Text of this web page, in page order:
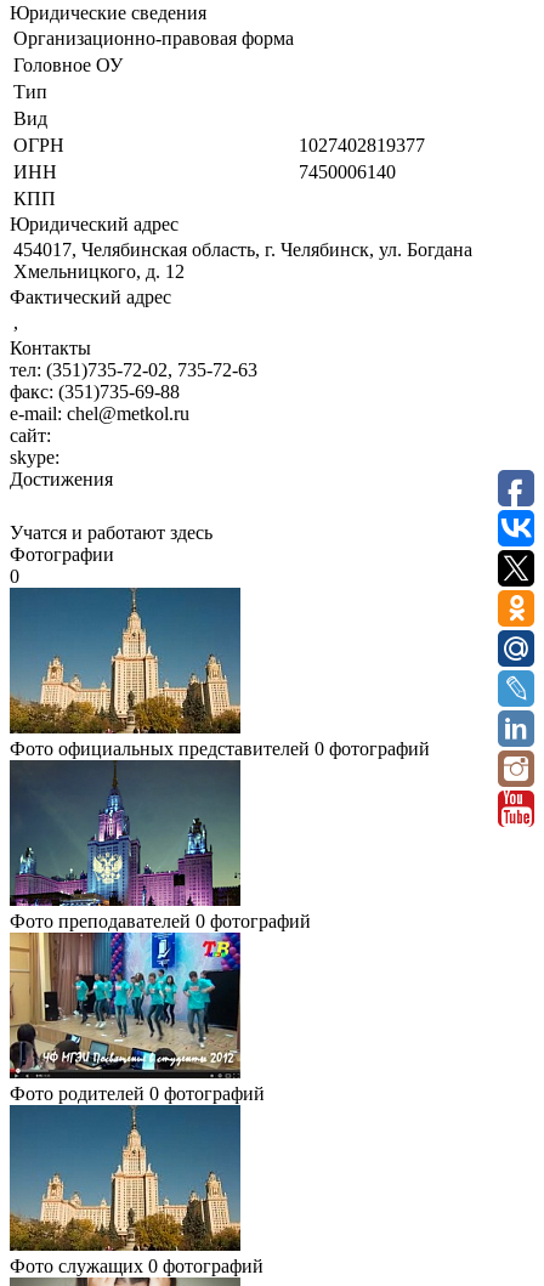
Юридические сведения
Организационно-правовая форма
Головное ОУ
Тип
Вид
ОГРН
1027402819377
ИНН
7450006140
КПП
Юридический адрес
454017, Челябинская область, г. Челябинск, ул. Богдана
Хмельницкого, д. 12
Фактический адрес
,
Контакты
тел: (351)735-72-02, 735-72-63
факс: (351)735-69-88
e-mail: chel@metkol.ru
сайт:
skype:
Достижения
Учатся и работают здесь
Фотографии
0
Фото официальных представителей 0 фотографий
Фото преподавателей 0 фотографий
Фото родителей 0 фотографий
Фото служащих 0 фотографий